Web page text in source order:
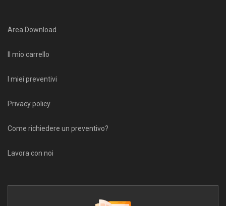
Area Download
Il mio carrello
I miei preventivi
Privacy policy
Come richiedere un preventivo?
Lavora con noi